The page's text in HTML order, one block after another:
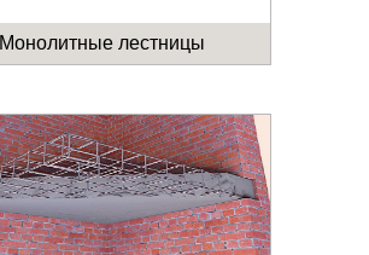
Монолитные лестницы